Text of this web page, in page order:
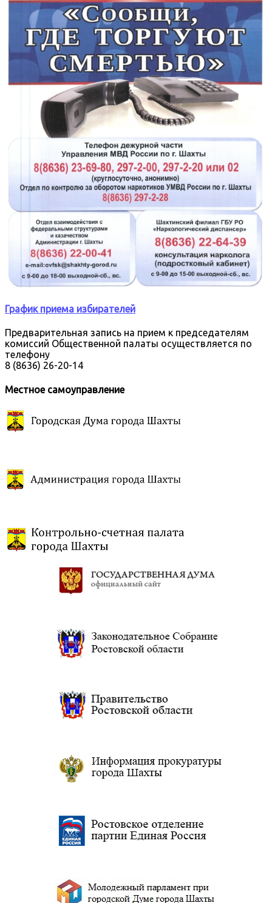
График приема избирателей
Предварительная запись на прием к председателям
комиссий Общественной палаты осуществляется по
телефону
8 (8636) 26-20-14
Местное самоуправление